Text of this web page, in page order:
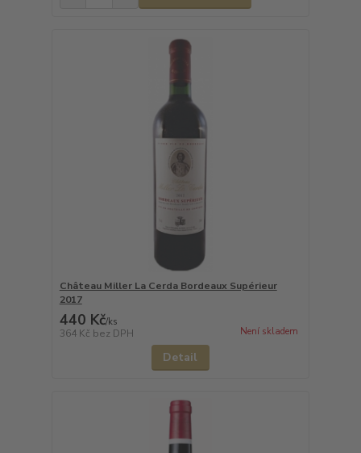
Château Miller La Cerda Bordeaux Supérieur
2017
440 Kč/ks
364 Kč bez DPH Není skladem
Detail